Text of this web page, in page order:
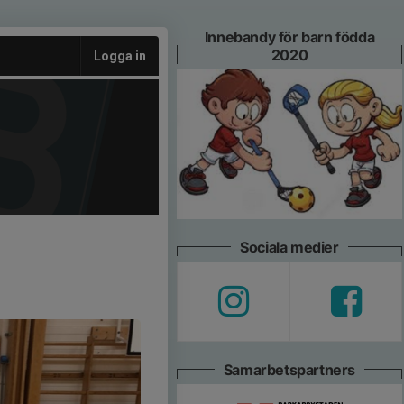
Logga in
Innebandy för barn födda
2020
Sociala medier
Samarbetspartners